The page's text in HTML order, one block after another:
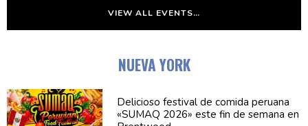
VIEW ALL EVENTS…
NUEVA YORK
Delicioso festival de comida peruana
«SUMAQ 2026» este fin de semana en